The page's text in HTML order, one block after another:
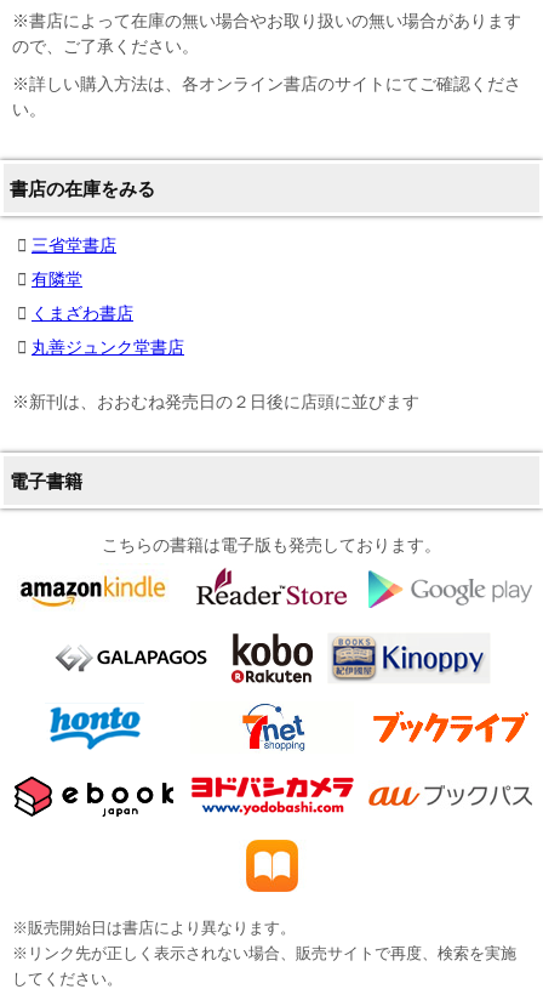
※書店によって在庫の無い場合やお取り扱いの無い場合があります
ので、ご了承ください。
※詳しい購入方法は、各オンライン書店のサイトにてご確認くださ
い。
書店の在庫をみる
三省堂書店
有隣堂
くまざわ書店
丸善ジュンク堂書店
※新刊は、おおむね発売日の２日後に店頭に並びます
電子書籍
こちらの書籍は電子版も発売しております。
※販売開始日は書店により異なります。
※リンク先が正しく表示されない場合、販売サイトで再度、検索を実施
してください。